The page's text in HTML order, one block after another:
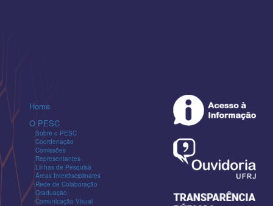
Home
O PESC
Sobre o PESC
Coordenação
Comissões
Representantes
Linhas de Pesquisa
Áreas Interdisciplinares
Rede de Colaboração
Graduação
Comunicação Visual